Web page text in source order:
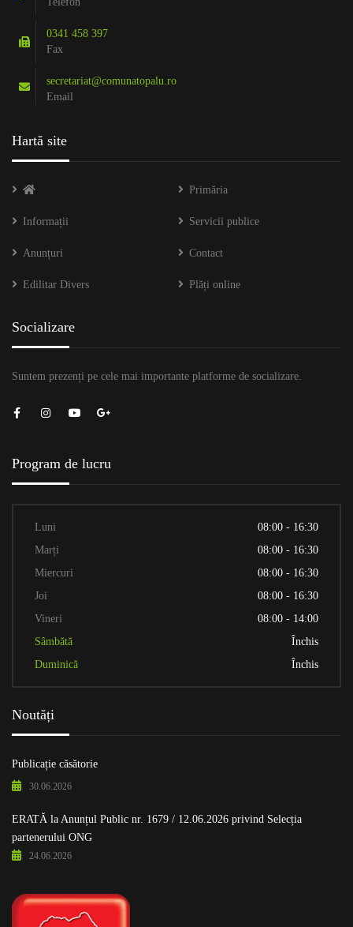
0341 458 397
Fax
secretariat@comunatopalu.ro
Email
Hartă site
Primăria
Informații Servicii publice
Anunțuri Contact
Edilitar Divers Plăți online
Socializare
Suntem prezenți pe cele mai importante platforme de socializare.
Program de lucru
Luni
08:00 - 16:30
Marți
08:00 - 16:30
Miercuri
08:00 - 16:30
Joi
08:00 - 16:30
Vineri
08:00 - 14:00
Sâmbătă
Închis
Duminică
Închis
Noutăți
Publicație căsătorie
30.06.2026
ERATĂ la Anunțul Public nr. 1679 / 12.06.2026 privind Selecția
partenerului ONG
24.06.2026